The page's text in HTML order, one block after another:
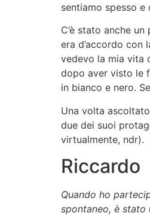
sentiamo spesso
C’è stato anche
era d’accordo con
vedevo la mia vita
dopo aver visto le
in bianco e nero.
Una volta
due dei suoi
virtualmente, ndr).
Riccardo
Quando ho
spontaneo, è stato